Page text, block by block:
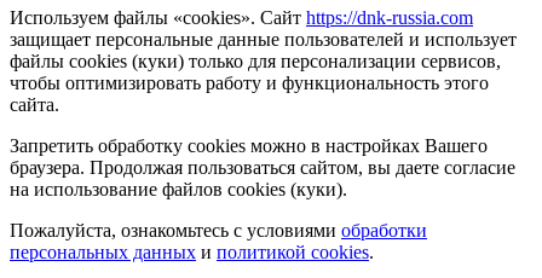
Используем файлы «cookies». Сайт https://dnk-russia.com
защищает персональные данные пользователей и использует
файлы cookies (куки) только для персонализации сервисов,
чтобы оптимизировать работу и функциональность этого
сайта.
Запретить обработку cookies можно в настройках Вашего
браузера. Продолжая пользоваться сайтом, вы даете согласие
на использование файлов cookies (куки).
Пожалуйста, ознакомьтесь с условиями обработки
персональных данных и политикой cookies.